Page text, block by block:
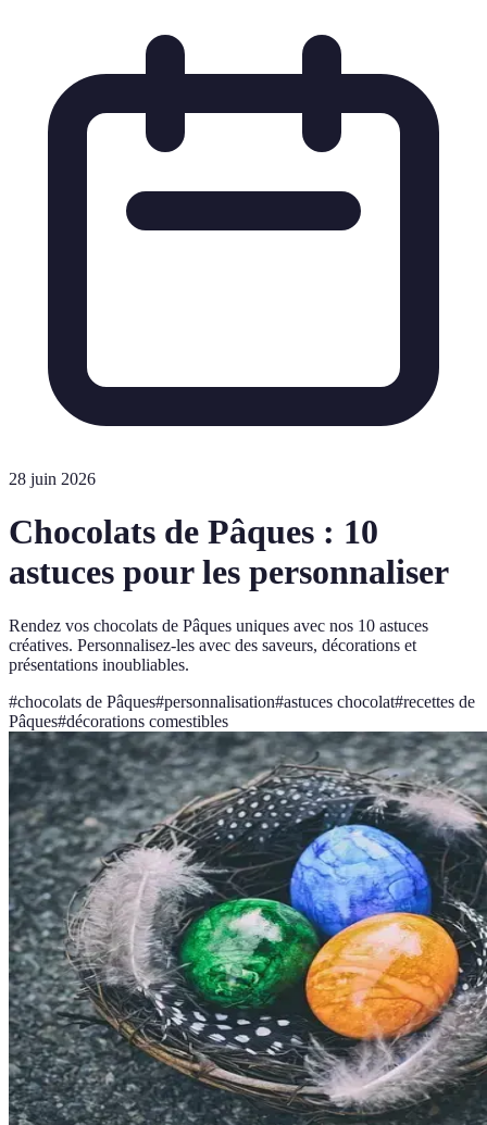
28 juin 2026
Chocolats de Pâques : 10
astuces pour les personnaliser
Rendez vos chocolats de Pâques uniques avec nos 10 astuces
créatives. Personnalisez-les avec des saveurs, décorations et
présentations inoubliables.
#chocolats de Pâques#personnalisation#astuces chocolat#recettes de
Pâques#décorations comestibles